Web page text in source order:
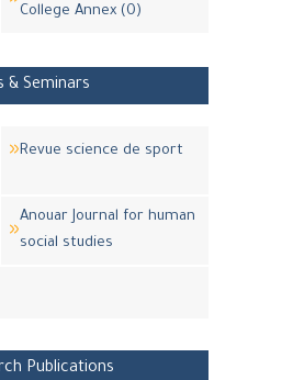
College Annex (0)
& Seminars
Revue science de sport
Anouar Journal for human
social studies
Publications